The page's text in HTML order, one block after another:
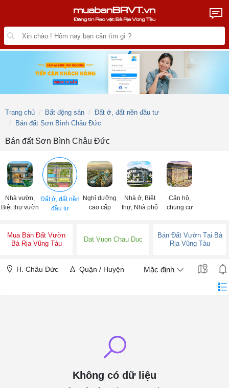
Trang chủ Bất động sản
Đất ở, đất nền đầu tư
Bán đất Sơn Bình Châu Đức
Bán đất Sơn Bình Châu Đức
Nhà vườn,
Biệt thự vườn
Đất ở, đất nền
đầu tư
Nghỉ dưỡng
cao cấp
Nhà ở, Biệt
thự, Nhà phố
Căn hộ,
chung cư
Mua Bán Đất Vườn
Bà Rịa Vũng Tàu
Dat Vuon Chau Duc
Bán Đất Vườn Tại Bà
Rịa Vũng Tàu
H. Châu Đức Quận / Huyện Mặc định
Không có dữ liệu